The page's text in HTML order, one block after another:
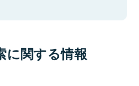
に関する情報